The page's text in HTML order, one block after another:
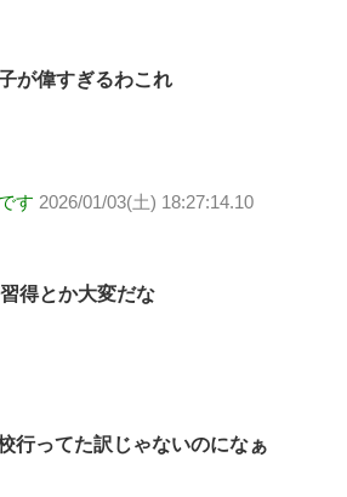
が偉すぎるわこれ
す 2026/01/03(土) 18:27:14.10
得とか大変だな
行ってた訳じゃないのになぁ